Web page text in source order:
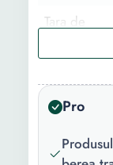
Tara de
Culoare:
Pro